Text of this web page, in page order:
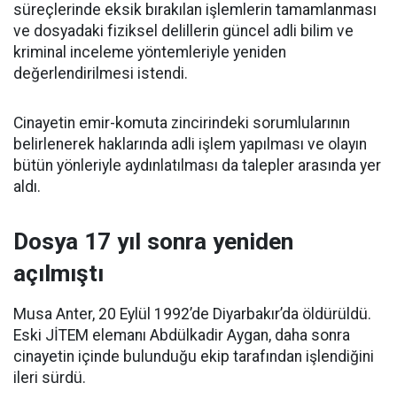
süreçlerinde eksik bırakılan işlemlerin tamamlanması
ve dosyadaki fiziksel delillerin güncel adli bilim ve
kriminal inceleme yöntemleriyle yeniden
değerlendirilmesi istendi.
Cinayetin emir-komuta zincirindeki sorumlularının
belirlenerek haklarında adli işlem yapılması ve olayın
bütün yönleriyle aydınlatılması da talepler arasında yer
aldı.
Dosya 17 yıl sonra yeniden
açılmıştı
Musa Anter, 20 Eylül 1992’de Diyarbakır’da öldürüldü.
Eski JİTEM elemanı Abdülkadir Aygan, daha sonra
cinayetin içinde bulunduğu ekip tarafından işlendiğini
ileri sürdü.